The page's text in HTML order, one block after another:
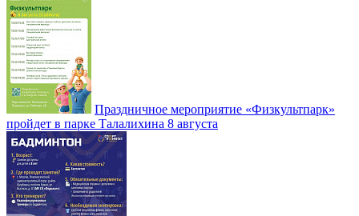
Праздничное мероприятие «Физкультпарк»
пройдет в парке Талалихина 8 августа